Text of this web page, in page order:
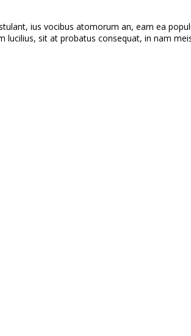
ius vocibus atomorum an, eam ea
sit at probatus consequat, in nam